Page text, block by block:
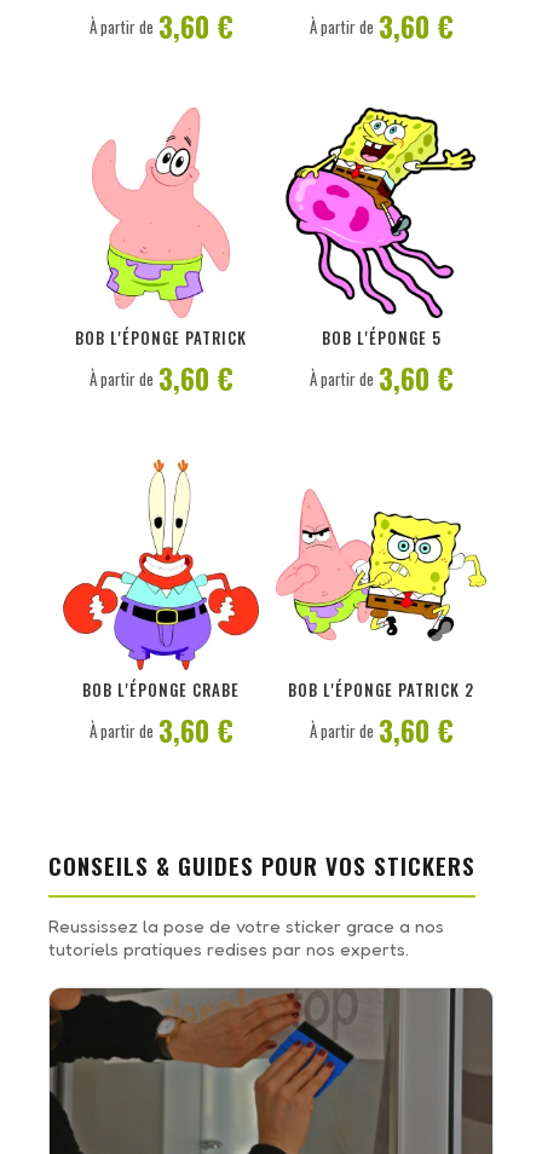
À partir de 3,60 € À partir de 3,60 €
BOB L'ÉPONGE PATRICK
PERSONNALISER
À partir de 3,60 €
BOB L'ÉPONGE 5
PERSONNALISER
À partir de 3,60 €
BOB L'ÉPONGE CRABE
PERSONNALISER
À partir de 3,60 €
BOB L'ÉPONGE PATRICK 2
À partir de 3,60 €
CONSEILS & GUIDES POUR VOS STICKERS
Reussissez la pose de votre sticker grace a nos
tutoriels pratiques redises par nos experts.